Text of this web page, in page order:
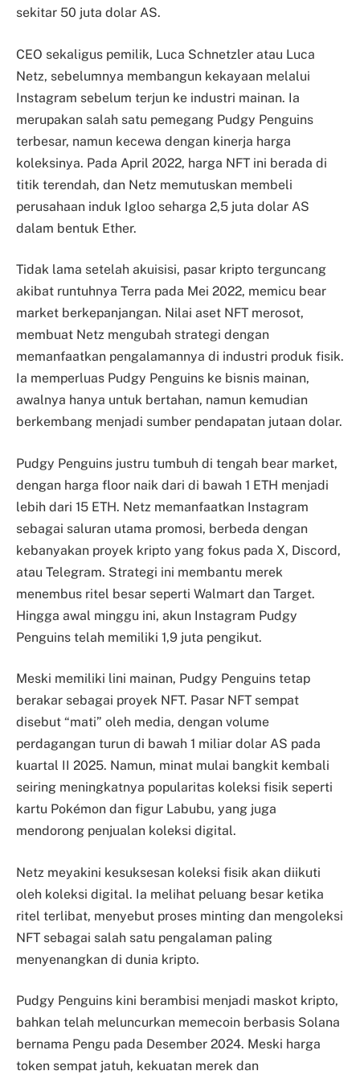
sekitar 50 juta dolar AS.
CEO sekaligus pemilik, Luca Schnetzler atau Luca
Netz, sebelumnya membangun kekayaan melalui
Instagram sebelum terjun ke industri mainan. Ia
merupakan salah satu pemegang Pudgy Penguins
terbesar, namun kecewa dengan kinerja harga
koleksinya. Pada April 2022, harga NFT ini berada di
titik terendah, dan Netz memutuskan membeli
perusahaan induk Igloo seharga 2,5 juta dolar AS
dalam bentuk Ether.
Tidak lama setelah akuisisi, pasar kripto terguncang
akibat runtuhnya Terra pada Mei 2022, memicu bear
market berkepanjangan. Nilai aset NFT merosot,
membuat Netz mengubah strategi dengan
memanfaatkan pengalamannya di industri produk fisik.
Ia memperluas Pudgy Penguins ke bisnis mainan,
awalnya hanya untuk bertahan, namun kemudian
berkembang menjadi sumber pendapatan jutaan dolar.
Pudgy Penguins justru tumbuh di tengah bear market,
dengan harga floor naik dari di bawah 1 ETH menjadi
lebih dari 15 ETH. Netz memanfaatkan Instagram
sebagai saluran utama promosi, berbeda dengan
kebanyakan proyek kripto yang fokus pada X, Discord,
atau Telegram. Strategi ini membantu merek
menembus ritel besar seperti Walmart dan Target.
Hingga awal minggu ini, akun Instagram Pudgy
Penguins telah memiliki 1,9 juta pengikut.
Meski memiliki lini mainan, Pudgy Penguins tetap
berakar sebagai proyek NFT. Pasar NFT sempat
disebut “mati” oleh media, dengan volume
perdagangan turun di bawah 1 miliar dolar AS pada
kuartal II 2025. Namun, minat mulai bangkit kembali
seiring meningkatnya popularitas koleksi fisik seperti
kartu Pokémon dan figur Labubu, yang juga
mendorong penjualan koleksi digital.
Netz meyakini kesuksesan koleksi fisik akan diikuti
oleh koleksi digital. Ia melihat peluang besar ketika
ritel terlibat, menyebut proses minting dan mengoleksi
NFT sebagai salah satu pengalaman paling
menyenangkan di dunia kripto.
Pudgy Penguins kini berambisi menjadi maskot kripto,
bahkan telah meluncurkan memecoin berbasis Solana
bernama Pengu pada Desember 2024. Meski harga
token sempat jatuh, kekuatan merek dan